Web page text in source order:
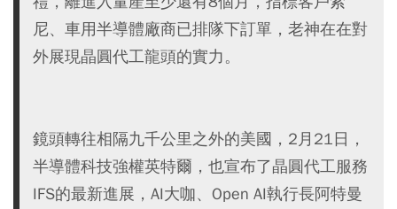
尼、車用半導體廠商已排隊下訂單，老神在在對
外展現晶圓代工龍頭的實力。
鏡頭轉往相隔九千公里之外的美國，2月21日，
半導體科技強權英特爾，也宣布了晶圓代工服務
IFS的最新進展，AI大咖、Open AI執行長阿特曼